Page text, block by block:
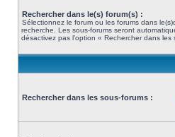
Rechercher dans le(s) forum(s) :
Sélectionnez le forum ou les forums dans
recherche. Les sous-forums seront
désactivez pas l’option « Rechercher dans les
Rechercher dans les sous-forums :